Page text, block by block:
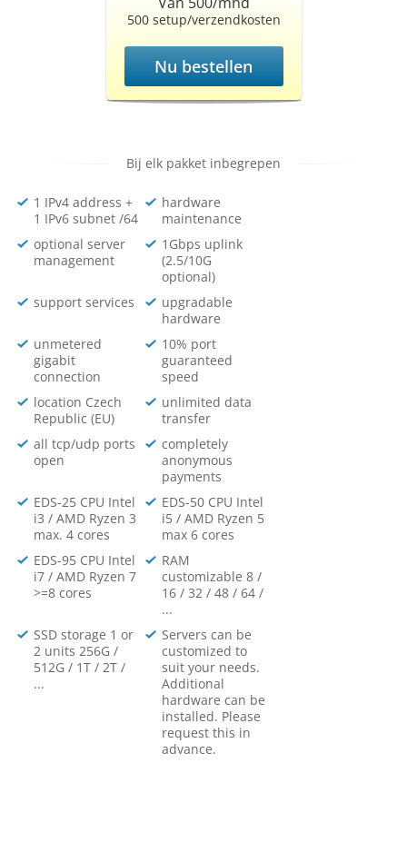
500 setup/verzendkosten
Nu bestellen
Bij elk pakket inbegrepen
1 IPv4 address +
1 IPv6 subnet /64
hardware
maintenance
optional server
management
1Gbps uplink
(2.5/10G
optional)
support services
upgradable
hardware
unmetered
gigabit
connection
10% port
guaranteed
speed
location Czech
Republic (EU)
unlimited data
transfer
all tcp/udp ports
open
completely
anonymous
payments
EDS-25 CPU Intel
i3 / AMD Ryzen 3
max. 4 cores
EDS-50 CPU Intel
i5 / AMD Ryzen 5
max 6 cores
EDS-95 CPU Intel
i7 / AMD Ryzen 7
>=8 cores
RAM
customizable 8 /
16 / 32 / 48 / 64 /
...
SSD storage 1 or
2 units 256G /
512G / 1T / 2T /
...
Servers can be
customized to
suit your needs.
Additional
hardware can be
installed. Please
request this in
advance.